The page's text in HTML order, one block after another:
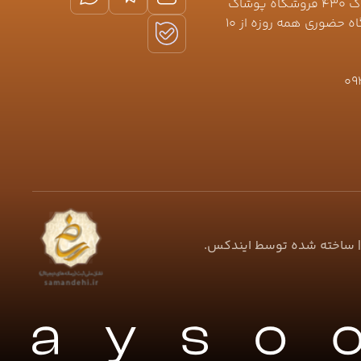
خیابان نعمتی (کیکاووس) پلاک ۴۳۰ فروشگاه پوشاک
جلیلوند 🕛ساعت کاری فروشگاه حضوری همه روزه از ۱۰
ساخته شده توسط ایندکس.